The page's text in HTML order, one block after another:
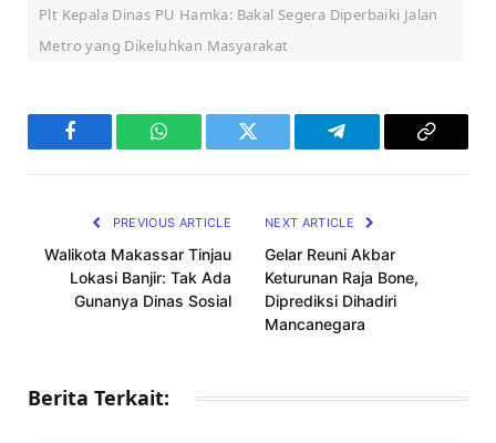
Plt Kepala Dinas PU Hamka: Bakal Segera Diperbaiki Jalan
Metro yang Dikeluhkan Masyarakat
Facebook WhatsAppTwitter Telegram
Copy
PREVIOUS ARTICLE
Walikota Makassar Tinjau
Lokasi Banjir: Tak Ada
Gunanya Dinas Sosial
NEXT ARTICLE
Gelar Reuni Akbar
Keturunan Raja Bone,
Diprediksi Dihadiri
Mancanegara
Berita Terkait: